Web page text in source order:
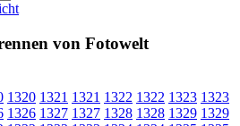
von Fotowelt
1320 1321 1321 1322 1322 1323 1323
1326 1327 1327 1328 1328 1329 1329